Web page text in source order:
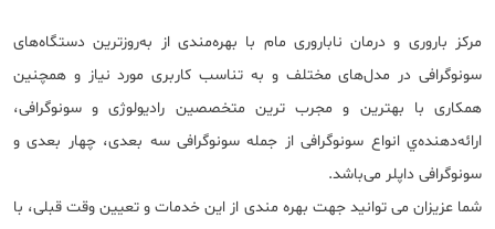
مرکز باروری و درمان ناباروری مام با بهره‌مندی از به‌روزترین دستگاه‌‌های
سونوگرافی در مدل‌های مختلف و به تناسب کاربری مورد نیاز و همچنین
همکاری با بهترین و مجرب ترین متخصصین رادیولوژی و سونوگرافی،
ارائه‌دهنده‌ي انواع سونوگرافی ‌از جمله سونوگرافی‌ سه‌ بعدی، چهار بعدی و
سونوگرافی داپلر می‌باشد.
شما عزیزان می توانید جهت بهره مندی از این خدمات و تعیین وقت قبلی، با